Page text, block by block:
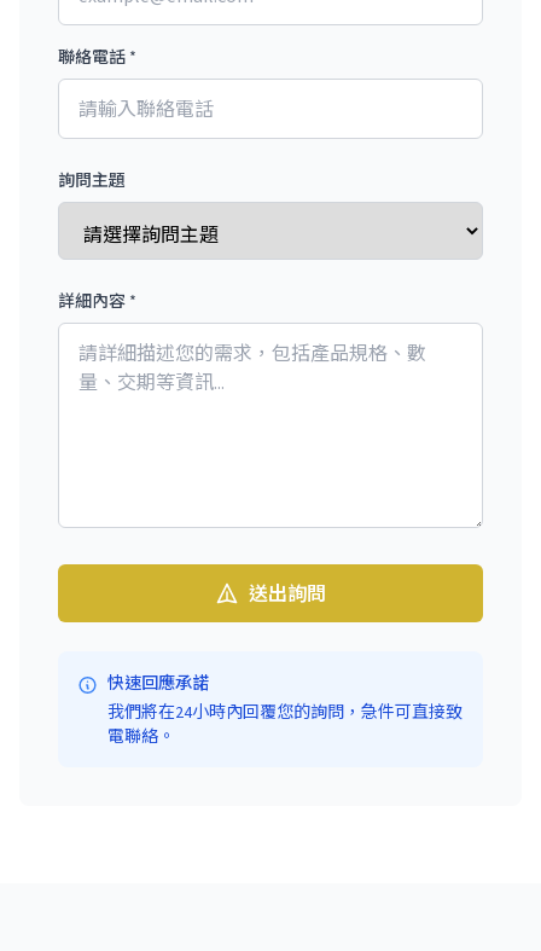
聯絡電話 *
詢問主題
詳細內容 *
送出詢問
快速回應承諾
我們將在24小時內回覆您的詢問，急件可直接致
電聯絡。